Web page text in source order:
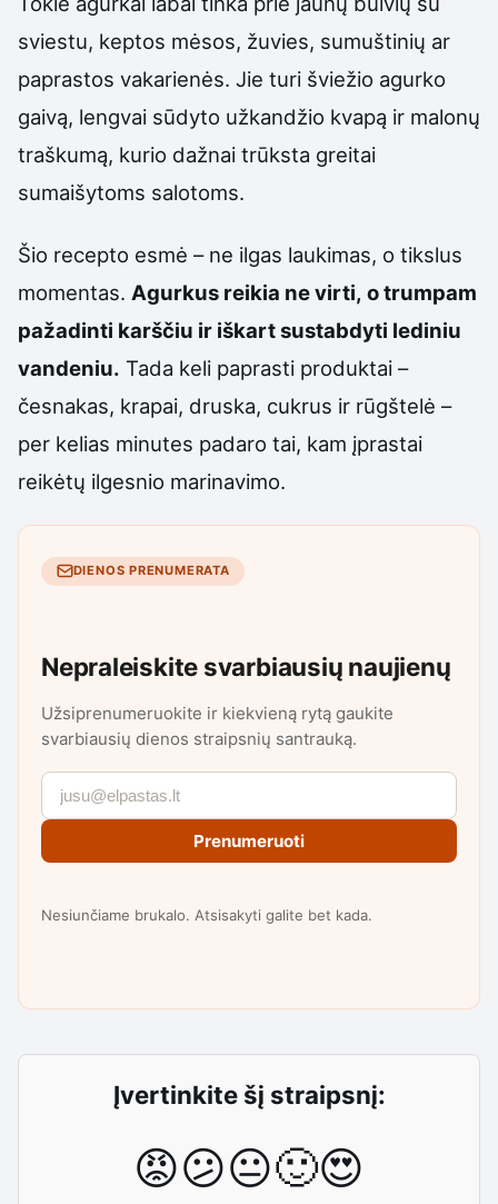
sviestu, keptos mėsos, žuvies, sumuštinių ar
paprastos vakarienės. Jie turi šviežio agurko
gaivą, lengvai sūdyto užkandžio kvapą ir malonų
traškumą, kurio dažnai trūksta greitai
sumaišytoms salotoms.
Šio recepto esmė – ne ilgas laukimas, o tikslus
momentas. Agurkus reikia ne virti, o trumpam
pažadinti karščiu ir iškart sustabdyti lediniu
vandeniu. Tada keli paprasti produktai –
česnakas, krapai, druska, cukrus ir rūgštelė –
per kelias minutes padaro tai, kam įprastai
reikėtų ilgesnio marinavimo.
DIENOS PRENUMERATA
Nepraleiskite svarbiausių naujienų
Užsiprenumeruokite ir kiekvieną rytą gaukite
svarbiausių dienos straipsnių santrauką.
Prenumeruoti
Nesiunčiame brukalo. Atsisakyti galite bet kada.
Įvertinkite šį straipsnį:
😡😕😐🙂😍